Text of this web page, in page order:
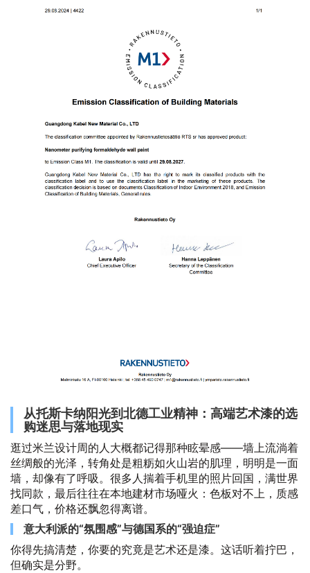
从托斯卡纳阳光到北德工业精神：高端艺术漆的选
购迷思与落地现实
逛过米兰设计周的人大概都记得那种眩晕感——墙上流淌着
丝绸般的光泽，转角处是粗粝如火山岩的肌理，明明是一面
墙，却像有了呼吸。很多人揣着手机里的照片回国，满世界
找同款，最后往往在本地建材市场哑火：色板对不上，质感
差口气，价格还飘忽得离谱。
意大利派的“氛围感”与德国系的“强迫症”
你得先搞清楚，你要的究竟是艺术还是漆。这话听着拧巴，
但确实是分野。